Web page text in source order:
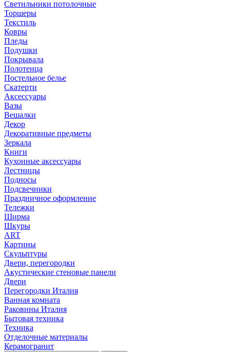
Светильники потолочные
Торшеры
Текстиль
Ковры
Пледы
Подушки
Покрывала
Полотенца
Постельное белье
Скатерти
Аксессуары
Вазы
Вешалки
Декор
Декоративные предметы
Зеркала
Книги
Кухонные аксессуары
Лестницы
Подносы
Подсвечники
Праздничное оформление
Тележки
Ширма
Шкуры
ART
Картины
Скульптуры
Двери, перегородки
Акустические стеновые панели
Двери
Перегородки Италия
Ванная комната
Раковины Италия
Бытовая техника
Техника
Отделочные материалы
Керамогранит